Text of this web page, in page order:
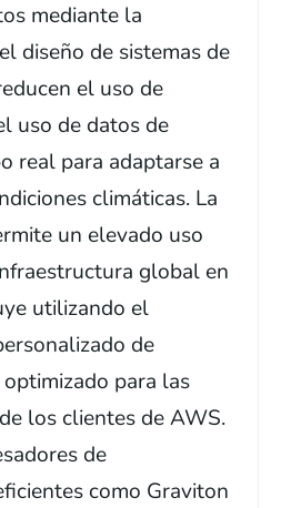
mediante la
diseño de sistemas de
el uso de
uso de datos de
real para adaptarse a
climáticas. La
un elevado uso
global en
utilizando el
de
para las
los clientes de AWS.
de
como Graviton